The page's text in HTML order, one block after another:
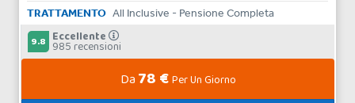
TRATTAMENTO All Inclusive - Pensione Completa
9.8 Eccellente
985 recensioni
Da 78 €Per Un Giorno